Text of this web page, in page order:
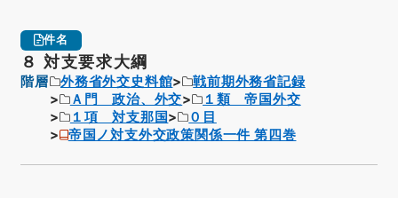
件名
８ 対支要求大綱
階層 外務省外交史料館
戦前期外務省記録
Ａ門 政治、外交
１類 帝国外交
１項 対支那国
０目
帝国ノ対支外交政策関係一件 第四巻